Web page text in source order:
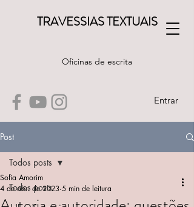
TRAVESSIAS TEXTUAIS
Oficinas de escrita
Entrar
Post
Todos posts
Todos posts
Sofia Amorim
4 de abr. de 2023 5 min de leitura